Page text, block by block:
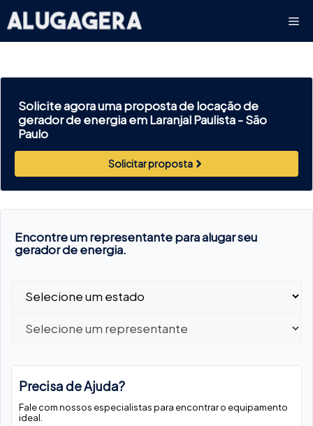
para
o
Solicite agora uma proposta de locação de
gerador de energia em Laranjal Paulista -São
Paulo
Solicitar proposta
Encontre um representante para alugar seu
gerador de energia.
Precisa de Ajuda?
Fale com nossos especialistas para encontrar o equipamento
ideal.